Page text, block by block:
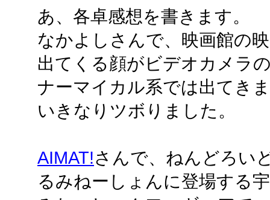
あ、各卓感想を書きます。
なかよしさんで、映画館の
出てくる顔がビデオカメラ
ナーマイカル系では出てき
いきなりツボりました。
AIMAT!さんで、ねんどろい
るみねーしょんに登場する